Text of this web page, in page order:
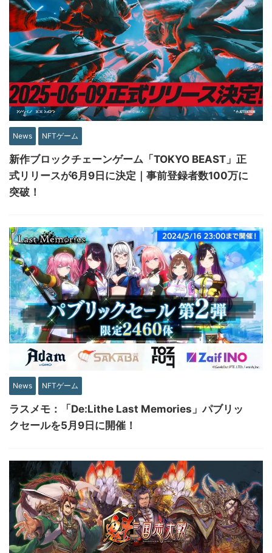
News NFTゲーム
新作ブロックチェーンゲーム「TOKYO BEAST」正
式リリースが6月9日に決定｜事前登録者数100万に
突破！
News NFTゲーム
ラスメモ：「De:Lithe Last Memories」パブリッ
クセールを5月9日に開催！